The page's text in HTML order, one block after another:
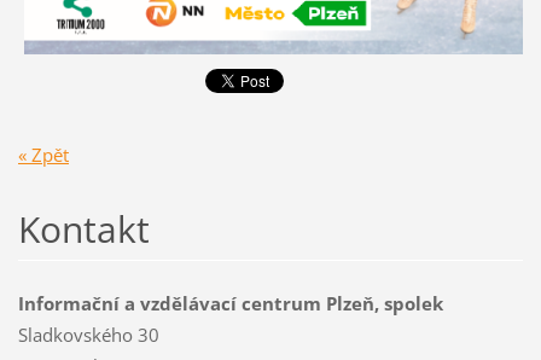
« Zpět
Kontakt
Informační a vzdělávací centrum Plzeň, spolek
Sladkovského 30